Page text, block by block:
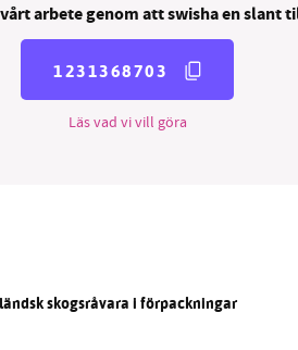
arbete genom att swisha en slant
1231368703
Läs vad vi vill göra
skogsråvara i förpackningar